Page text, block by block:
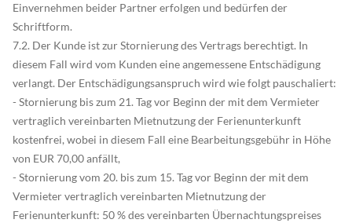
Einvernehmen beider Partner erfolgen und bedürfen der
Schriftform.
7.2. Der Kunde ist zur Stornierung des Vertrags berechtigt. In
diesem Fall wird vom Kunden eine angemessene Entschädigung
verlangt. Der Entschädigungsanspruch wird wie folgt pauschaliert:
- Stornierung bis zum 21. Tag vor Beginn der mit dem Vermieter
vertraglich vereinbarten Mietnutzung der Ferienunterkunft
kostenfrei, wobei in diesem Fall eine Bearbeitungsgebühr in Höhe
von EUR 70,00 anfällt,
- Stornierung vom 20. bis zum 15. Tag vor Beginn der mit dem
Vermieter vertraglich vereinbarten Mietnutzung der
Ferienunterkunft: 50 % des vereinbarten Übernachtungspreises